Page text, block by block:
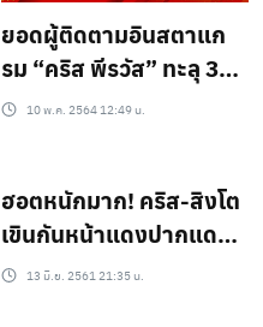
ยอดผู้ติดตามอินสตาแก
รม “คริส พีรวัส” ทะลุ 3
ล้าน แฟนคลับร่วมยินดี ดัน
10 พ.ค. 2564 12:49 น.
ฮอตหนักมาก! คริส-สิงโต
เขินกันหน้าแดงปากแดง
เพราะแฟนคลับโฟกัสตรง
13 มิ.ย. 2561 21:35 น.